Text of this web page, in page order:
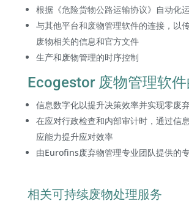
根据《危险货物公路运输协议》自动化
与其他平台和废物管理软件的连接，以
废物相关的信息和官方文件
生产和废物管理的时序控制
Ecogestor 废物管理软
信息数字化以提升决策效率并实现零废
在应对行政检查和内部审计时，通过信
应能力提升应对效率
由Eurofins废弃物管理专业团队提供的
相关可持续废物处理服务